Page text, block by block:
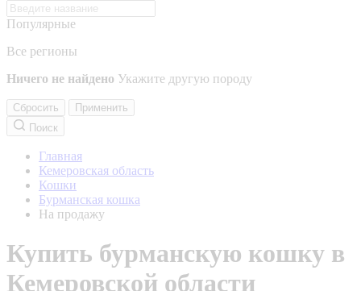
Популярные
Все регионы
Ничего не найдено Укажите другую породу
Сбросить
Применить
Поиск
Главная
Кемеровская область
Кошки
Бурманская кошка
На продажу
Купить бурманскую кошку в
Кемеровской области